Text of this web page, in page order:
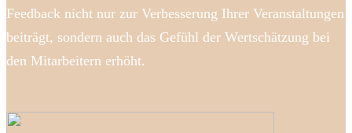
Feedback nicht nur zur Verbesserung Ihrer Veranstaltungen
beiträgt, sondern auch das Gefühl der Wertschätzung bei
den Mitarbeitern erhöht.